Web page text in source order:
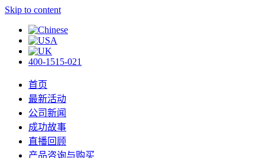
Skip to content
400-1515-021
首页
最新活动
公司新闻
成功故事
直播回顾
产品咨询与购买